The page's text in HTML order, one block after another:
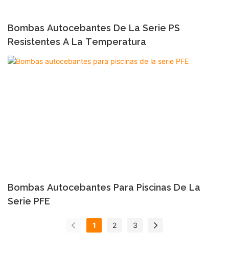
Bombas Autocebantes De La Serie PS
Resistentes A La Temperatura
Bombas Autocebantes Para Piscinas De La
Serie PFE
1 2 3